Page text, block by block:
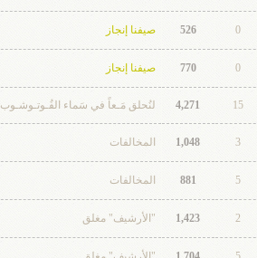
0
526 صيفنا إنجاز
0
770 صيفنا إنجاز
15
4,271 لنُحلق مَـعاً في سَماء الفُـوتـوشـوب
3
1,048 المخالفات
5
881 المخالفات
2
1,423 "الأرشيف" مغلق